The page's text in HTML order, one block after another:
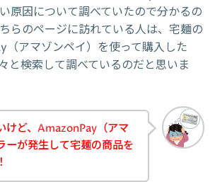
原因について調べていたので分かるの
らのページに訪れている人は、宅麺の
（アマゾンペイ）を使って購入した
と検索して調べているのだと思いま
けど、AmazonPay（アマ
ーが発生して宅麺の商品を